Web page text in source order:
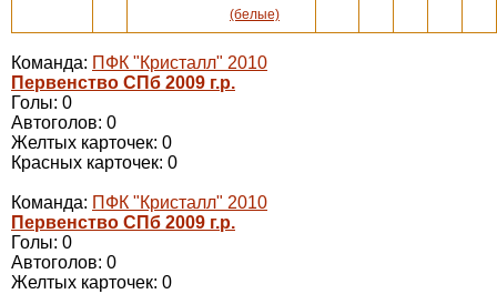
(белые)
Команда: ПФК "Кристалл" 2010
Первенство СПб 2009 г.р.
Голы: 0
Автоголов: 0
Желтых карточек: 0
Красных карточек: 0
Команда: ПФК "Кристалл" 2010
Первенство СПб 2009 г.р.
Голы: 0
Автоголов: 0
Желтых карточек: 0